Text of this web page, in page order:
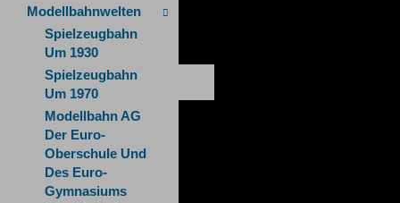
Modellbahnwelten
Spielzeugbahn
Um 1930
Spielzeugbahn
Um 1970
Modellbahn AG
Der Euro-
Oberschule Und
Des Euro-
Gymnasiums